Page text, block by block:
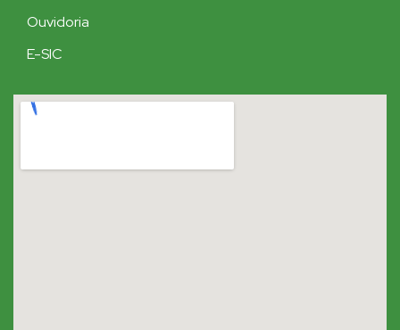
Ouvidoria
E-SIC